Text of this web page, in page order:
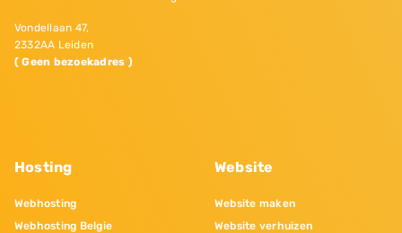
Vondellaan 47,
2332AA Leiden
( Geen bezoekadres )
Hosting
Webhosting
Webhosting Belgie
Website
Website maken
Website verhuizen